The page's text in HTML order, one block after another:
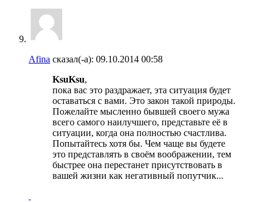
Afina сказал(-а): 09.10.2014 00:58
KsuKsu,
пока вас это раздражает, эта ситуация будет
оставаться с вами. Это закон такой природы.
Пожелайте мысленно бывшей своего мужа
всего самого наилучшего, представьте её в
ситуации, когда она полностью счастлива.
Попытайтесь хотя бы. Чем чаще вы будете
это представлять в своём воображении, тем
быстрее она перестанет присутствовать в
вашей жизни как негативный попутчик...